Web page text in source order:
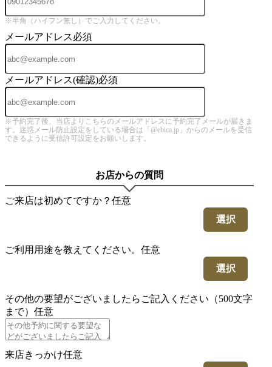
※半角（ハイフン無し）でご入力してください。
メールアドレス必須
メールアドレス(確認)必須
※予約完了後、当店よりこちらのメールアドレスに予約完了メールが届きま
す。迷惑メール防止設定をしている場合は「@ebica.jp」からのメールを受信
できるように受信許可設定をお願いします。
お店からの質問
ご来店は初めてですか？ 任意
選択
ご利用用途を教えてください。 任意
選択
その他の要望がございましたらご記入ください（500文字
まで） 任意
来店きっかけ任意